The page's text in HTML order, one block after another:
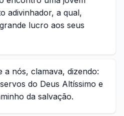
adivinhador, a qual,
lucro aos seus
a nós, clamava, dizendo:
do Deus Altíssimo e
da salvação.